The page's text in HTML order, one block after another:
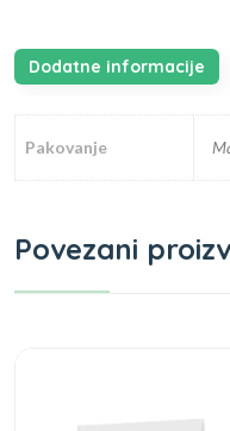
Dodatne informacije
Pakovanje
Povezani